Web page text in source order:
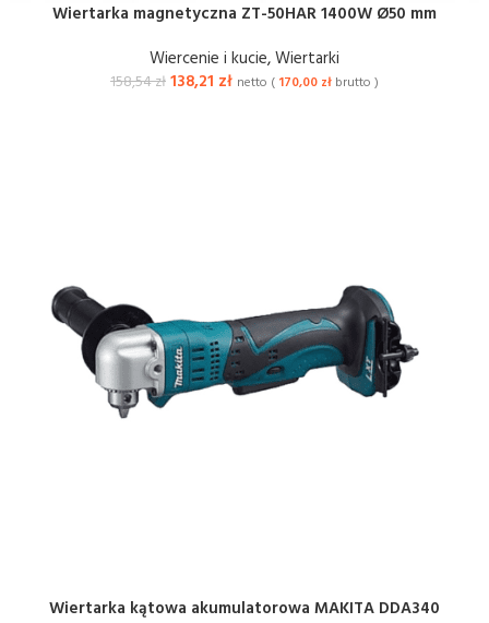
Wiertarka magnetyczna ZT-50HAR 1400W Ø50 mm
Wiercenie i kucie,Wiertarki
158,54zł138,21 zł netto ( 170,00 zł brutto )
Wiertarka kątowa akumulatorowa MAKITA DDA340